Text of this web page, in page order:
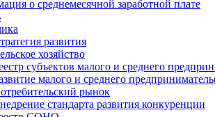
о среднемесячной заработной плате
развития
хозяйство
субъектов малого и среднего
малого и среднего
рынок
стандарта развития конкуренции